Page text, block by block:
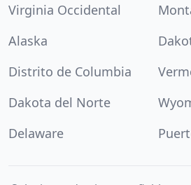
Virginia Occidental
Alaska
Distrito de Columbia
Dakota del Norte
Delaware